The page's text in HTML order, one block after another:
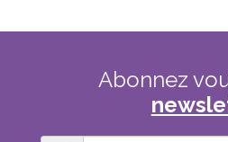
Abonnez